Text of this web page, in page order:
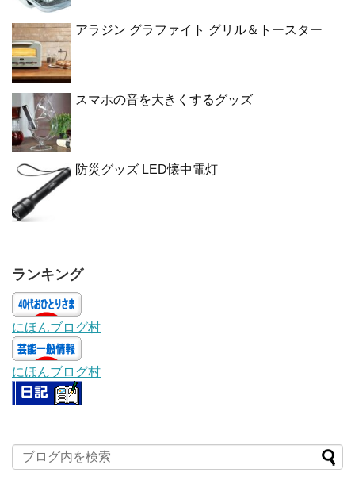
アラジン グラファイト グリル＆トースター
スマホの音を大きくするグッズ
防災グッズ LED懐中電灯
ランキング
にほんブログ村
にほんブログ村